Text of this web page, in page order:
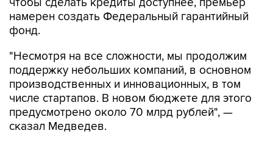
намерен создать Федеральный гарантийный
фонд.
"Несмотря на все сложности, мы продолжим
поддержку небольших компаний, в основном
производственных и инновационных, в том
числе стартапов. В новом бюджете для этого
предусмотрено около 70 млрд рублей", —
сказал Медведев.